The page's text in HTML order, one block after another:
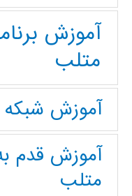
آموزش
متلب
آموزش
آموزش قدم
متلب